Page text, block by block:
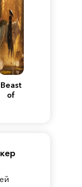
Beast
of